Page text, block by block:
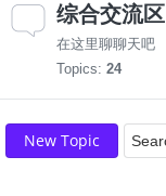
综合交流区
在这里聊聊天吧
Topics: 24
New Topic